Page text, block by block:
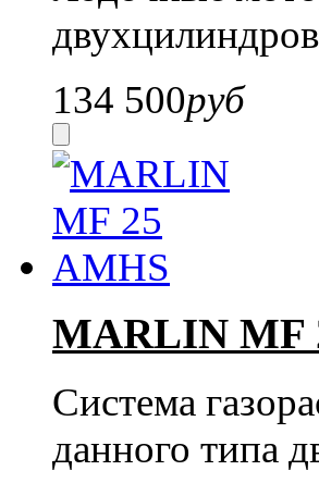
134 500руб
MARLIN MF
Система
данного типа